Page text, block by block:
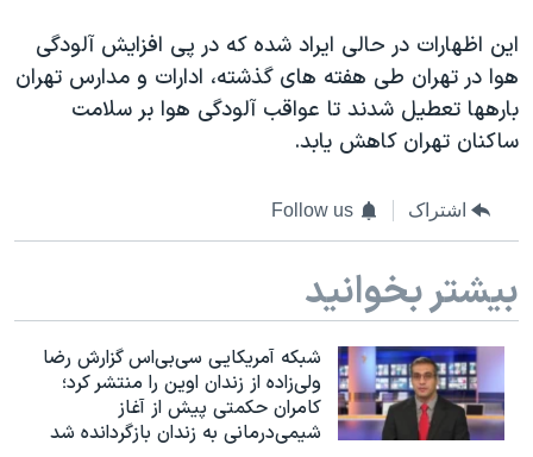
این اظهارات در حالی ایراد شده که در پی افزایش آلودگی
هوا در تهران طی هفته های گذشته، ادارات و مدارس تهران
بارهها تعطیل شدند تا عواقب آلودگی هوا بر سلامت
ساکنان تهران کاهش یابد.
اشتراک Follow us
بیشتر بخوانید
شبکه آمریکایی سی‌بی‌‌اس گزارش رضا
ولی‌زاده از زندان اوین را منتشر کرد؛
کامران حکمتی پیش از آغاز
شیمی‌درمانی به زندان بازگردانده شد